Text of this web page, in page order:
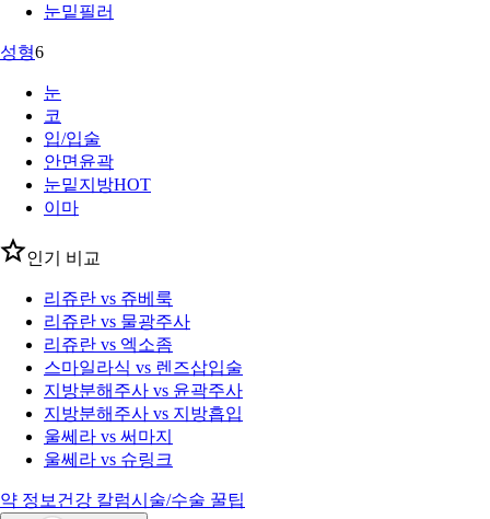
눈밑필러
성형6
눈
코
입/입술
안면윤곽
눈밑지방HOT
이마
인기 비교
리쥬란 vs 쥬베룩
리쥬란 vs 물광주사
리쥬란 vs 엑소좀
스마일라식 vs 렌즈삽입술
지방분해주사 vs 윤곽주사
지방분해주사 vs 지방흡입
울쎄라 vs 써마지
울쎄라 vs 슈링크
약 정보 건강 칼럼시술/수술 꿀팁